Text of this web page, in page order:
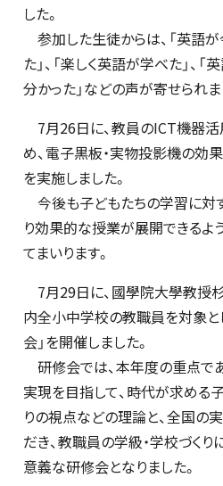
した。
参加した生徒からは、「英語
た」、「楽しく英語が学べた」、
分かった」などの声が寄せられま
7月26日に、教員のICT機器
め、電子黒板・実物投影機の効
を実施しました。
今後も子どもたちの学習に対
り効果的な授業が展開できるよ
てまいります。
7月29日に、國學院大學教授
内全小中学校の教職員を対象
会」を開催しました。
研修会では、本年度の重点で
実現を目指して、時代が求める
りの視点などの理論と、全国の
だき、教職員の学級・学校づく
意義な研修会となりました。